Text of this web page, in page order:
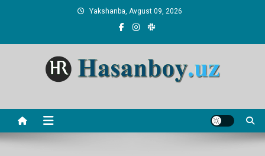
Yakshanba, Avgust 09, 2026